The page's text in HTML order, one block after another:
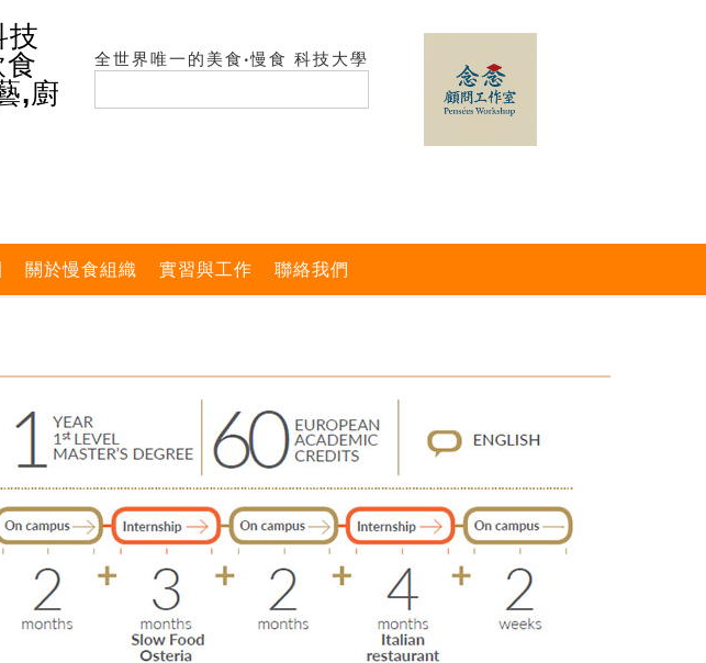
全世界唯一的美食‧慢食 科技大學
關於慢食組織 實習與工作 聯絡我們